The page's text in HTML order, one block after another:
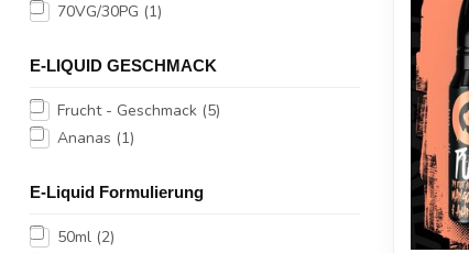
70VG/30PG (1)
E-LIQUID GESCHMACK
Frucht - Geschmack (5)
Ananas (1)
E-Liquid Formulierung
50ml (2)